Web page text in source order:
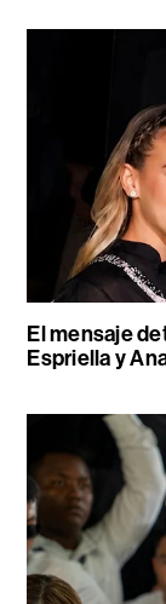
El mensaje
Espriella y